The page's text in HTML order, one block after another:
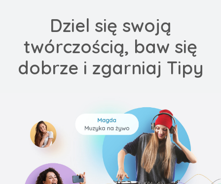
Dziel się swoją
twórczością, baw się
dobrze i zgarniaj Tipy